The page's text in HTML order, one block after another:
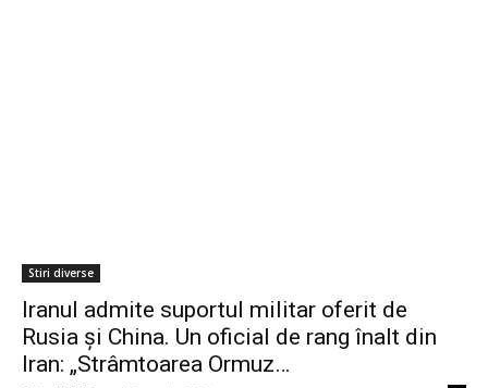
Stiri diverse
Iranul admite suportul militar oferit de
Rusia și China. Un oficial de rang înalt din
Iran: „Strâmtoarea Ormuz…